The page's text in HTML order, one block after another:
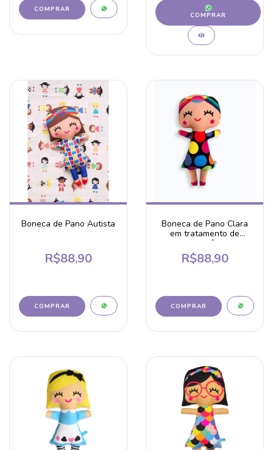
COMPRAR
Boneca de Pano Autista
R$88,90
Boneca de Pano Clara
em tratamento de
cancêr
R$88,90